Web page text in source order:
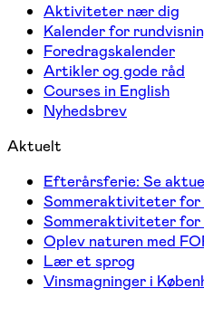
Aktiviteter nær dig
Kalender for
Foredragskalender
Artikler og gode råd
Courses in English
Nyhedsbrev
Aktuelt
Efterårsferie: Se
Sommeraktiviteter for
Sommeraktiviteter for
Oplev naturen med
Lær et sprog
Vinsmagninger i